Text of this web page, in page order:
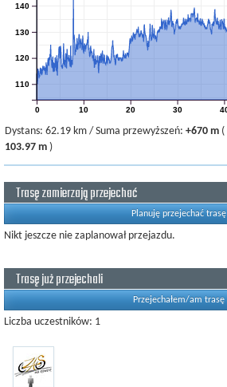
0 10 20 30
110
120
130
140
Dystans: 62.19 km / Suma przewyższeń: +670 m (
103.97 m )
Trasę zamierzają przejechać
Planuję przejechać trasę
Nikt jeszcze nie zaplanował przejazdu.
Trasę już przejechali
Przejechałem/am trasę
Liczba uczestników: 1